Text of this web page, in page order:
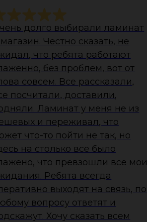
долго выбирали ламинат
Честно сказать, не
что ребята работают
без проблем, вот от
совсем. Все рассказали,
посчитали, доставили,
Ламинат у меня не из
и переживал, что
что-то пойти не так, но
на столько все было
что превзошли все мои
Ребята всегда
выходят на связь, по
вопросу ответят и
Хочу сказать всем